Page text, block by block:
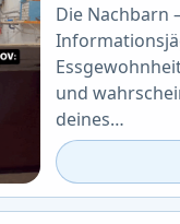
Die Nachbarn
und
deines…